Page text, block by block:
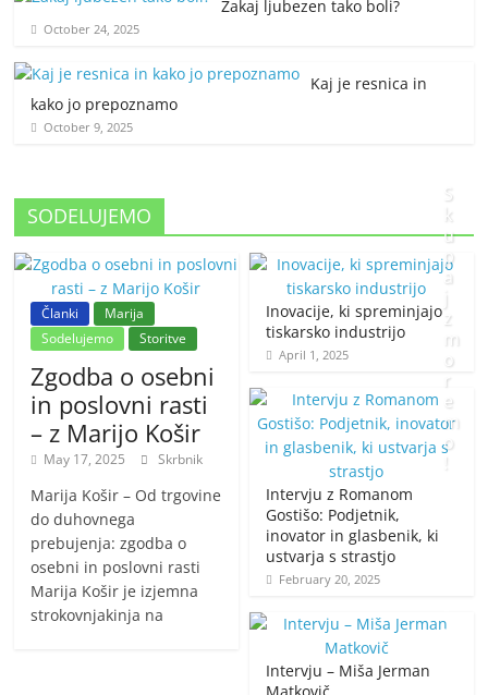
Zakaj ljubezen tako boli?
October 24, 2025
Kaj je resnica in
kako jo prepoznamo
October 9, 2025
SODELUJEMO
Članki
Marija
Sodelujemo
Storitve
Zgodba o osebni
in poslovni rasti
– z Marijo Košir
May 17, 2025 Skrbnik
Marija Košir – Od trgovine
do duhovnega
prebujenja: zgodba o
osebni in poslovni rasti
Marija Košir je izjemna
strokovnjakinja na
Inovacije, ki spreminjajo
tiskarsko industrijo
April 1, 2025
Intervju z Romanom
Gostišo: Podjetnik,
inovator in glasbenik, ki
ustvarja s strastjo
February 20, 2025
Intervju – Miša Jerman
S
k
u
p
a
z
m
o
r
e
m
o
!
r